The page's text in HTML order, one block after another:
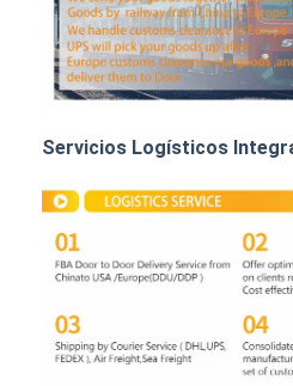
Servicios Logísticos